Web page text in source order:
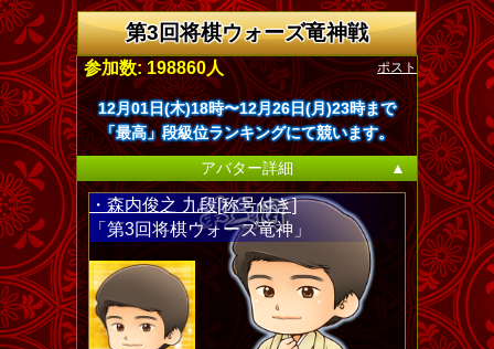
第3回将棋ウォーズ竜神戦
ポスト
参加数: 198860人
12月01日(木)18時〜12月26日(月)23時まで
「最高」段級位ランキングにて競います。
アバター詳細
▲
・森内俊之 九段[称号付き]
「第3回将棋ウォーズ竜神」